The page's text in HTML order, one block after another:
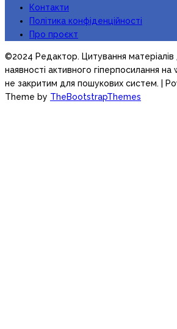
Контакти
Політика конфіденційності
Про проєкт
©2024 Редактор. Цитування матеріалів
наявності активного гіперпосилання
не закритим для пошукових систем. |
Theme by TheBootstrapThemes